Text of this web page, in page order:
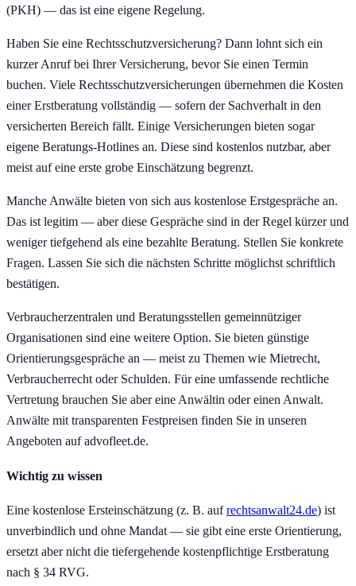
(PKH) — das ist eine eigene Regelung.
Haben Sie eine Rechtsschutzversicherung? Dann lohnt sich ein
kurzer Anruf bei Ihrer Versicherung, bevor Sie einen Termin
buchen. Viele Rechtsschutzversicherungen übernehmen die Kosten
einer Erstberatung vollständig — sofern der Sachverhalt in den
versicherten Bereich fällt. Einige Versicherungen bieten sogar
eigene Beratungs-Hotlines an. Diese sind kostenlos nutzbar, aber
meist auf eine erste grobe Einschätzung begrenzt.
Manche Anwälte bieten von sich aus kostenlose Erstgespräche an.
Das ist legitim — aber diese Gespräche sind in der Regel kürzer und
weniger tiefgehend als eine bezahlte Beratung. Stellen Sie konkrete
Fragen. Lassen Sie sich die nächsten Schritte möglichst schriftlich
bestätigen.
Verbraucherzentralen und Beratungsstellen gemeinnütziger
Organisationen sind eine weitere Option. Sie bieten günstige
Orientierungsgespräche an — meist zu Themen wie Mietrecht,
Verbraucherrecht oder Schulden. Für eine umfassende rechtliche
Vertretung brauchen Sie aber eine Anwältin oder einen Anwalt.
Anwälte mit transparenten Festpreisen finden Sie in unseren
Angeboten auf advofleet.de.
Wichtig zu wissen
Eine kostenlose Ersteinschätzung (z. B. aufrechtsanwalt24.de) ist
unverbindlich und ohne Mandat — sie gibt eine erste Orientierung,
ersetzt aber nicht die tiefergehende kostenpflichtige Erstberatung
nach § 34 RVG.